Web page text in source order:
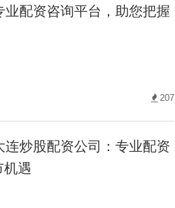
业配资咨询平台，助您把握
207
连炒股配资公司：专业配资
遇